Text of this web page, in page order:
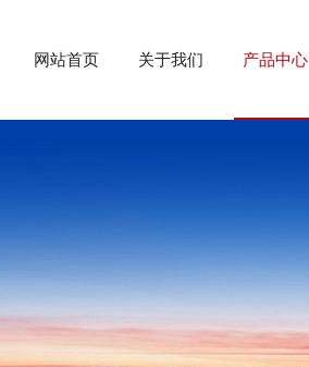
网站首页 关于我们 产品中心